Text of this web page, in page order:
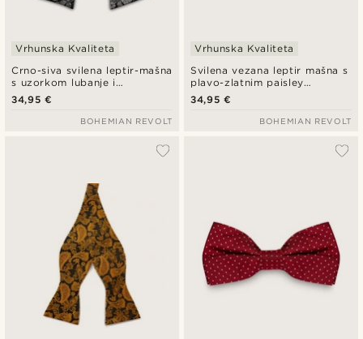
Crno-siva svilena leptir-mašna
s uzorkom lubanje i
paisleyjem
Vrhunska Kvaliteta
34,95 €
BOHEMIAN REVOLT
Svilena vezana leptir mašna s
plavo-zlatnim paisley
uzorkom, prethodno vezana
Vrhunska Kvaliteta
34,95 €
BOHEMIAN REVOLT